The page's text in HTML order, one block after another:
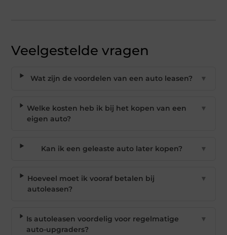
Veelgestelde vragen
Wat zijn de voordelen van een auto leasen? ▼
Welke kosten heb ik bij het kopen van een
eigen auto?
▼
Kan ik een geleaste auto later kopen? ▼
Hoeveel moet ik vooraf betalen bij
autoleasen?
▼
Is autoleasen voordelig voor regelmatige
auto-upgraders?
▼